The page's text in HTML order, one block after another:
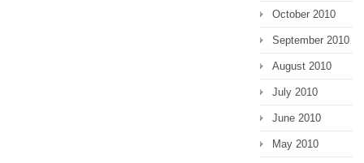
October 2010
September 2010
August 2010
July 2010
June 2010
May 2010